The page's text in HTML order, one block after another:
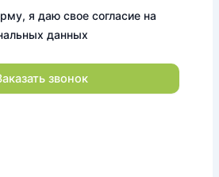
я даю свое согласие на
данных